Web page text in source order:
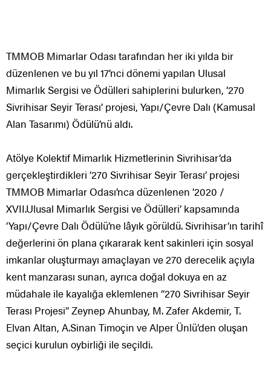
TMMOB Mimarlar Odası tarafından her iki yılda bir
düzenlenen ve bu yıl 17’nci dönemi yapılan Ulusal
Mimarlık Sergisi ve Ödülleri sahiplerini bulurken, ’270
Sivrihisar Seyir Terası’ projesi, Yapı/Çevre Dalı (Kamusal
Alan Tasarımı) Ödülü’nü aldı.
Atölye Kolektif Mimarlık Hizmetlerinin Sivrihisar’da
gerçekleştirdikleri ’270 Sivrihisar Seyir Terası’ projesi
TMMOB Mimarlar Odası’nca düzenlenen ’2020 /
XVII.Ulusal Mimarlık Sergisi ve Ödülleri’ kapsamında
’Yapı/Çevre Dalı Ödülü’ne lâyık görüldü. Sivrihisar’ın tarihî
değerlerini ön plana çıkararak kent sakinleri için sosyal
imkanlar oluşturmayı amaçlayan ve 270 derecelik açıyla
kent manzarası sunan, ayrıca doğal dokuya en az
müdahale ile kayalığa eklemlenen “270 Sivrihisar Seyir
Terası Projesi” Zeynep Ahunbay, M. Zafer Akdemir, T.
Elvan Altan, A.Sinan Timoçin ve Alper Ünlü’den oluşan
seçici kurulun oybirliği ile seçildi.